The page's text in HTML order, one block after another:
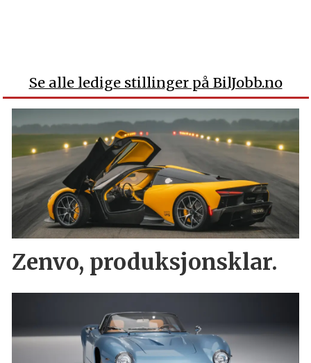
Se alle ledige stillinger på BilJobb.no
Zenvo, produksjonsklar.